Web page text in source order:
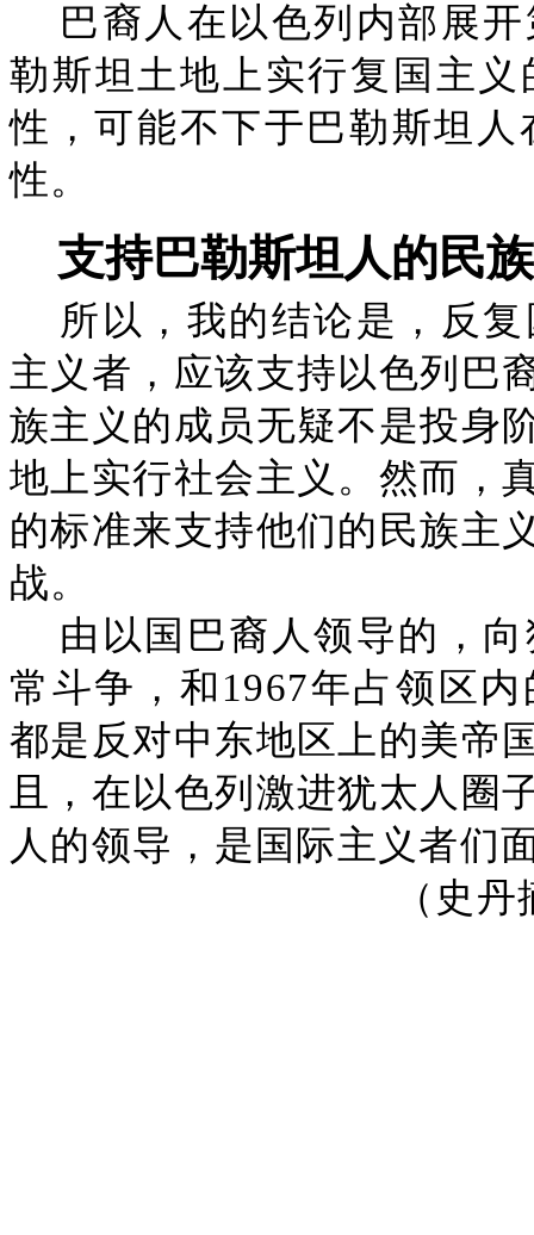
巴裔人在以色列内部展
勒斯坦土地上实行复国主
性，可能不下于巴勒斯坦
性。
支持巴勒斯坦人的民
所以，我的结论是，反
主义者，应该支持以色列巴
族主义的成员无疑不是投身
地上实行社会主义。然而，
的标准来支持他们的民族主
战。
由以国巴裔人领导的，
常斗争，和1967年占领区
都是反对中东地区上的美帝
且，在以色列激进犹太人圈
人的领导，是国际主义者们
（史